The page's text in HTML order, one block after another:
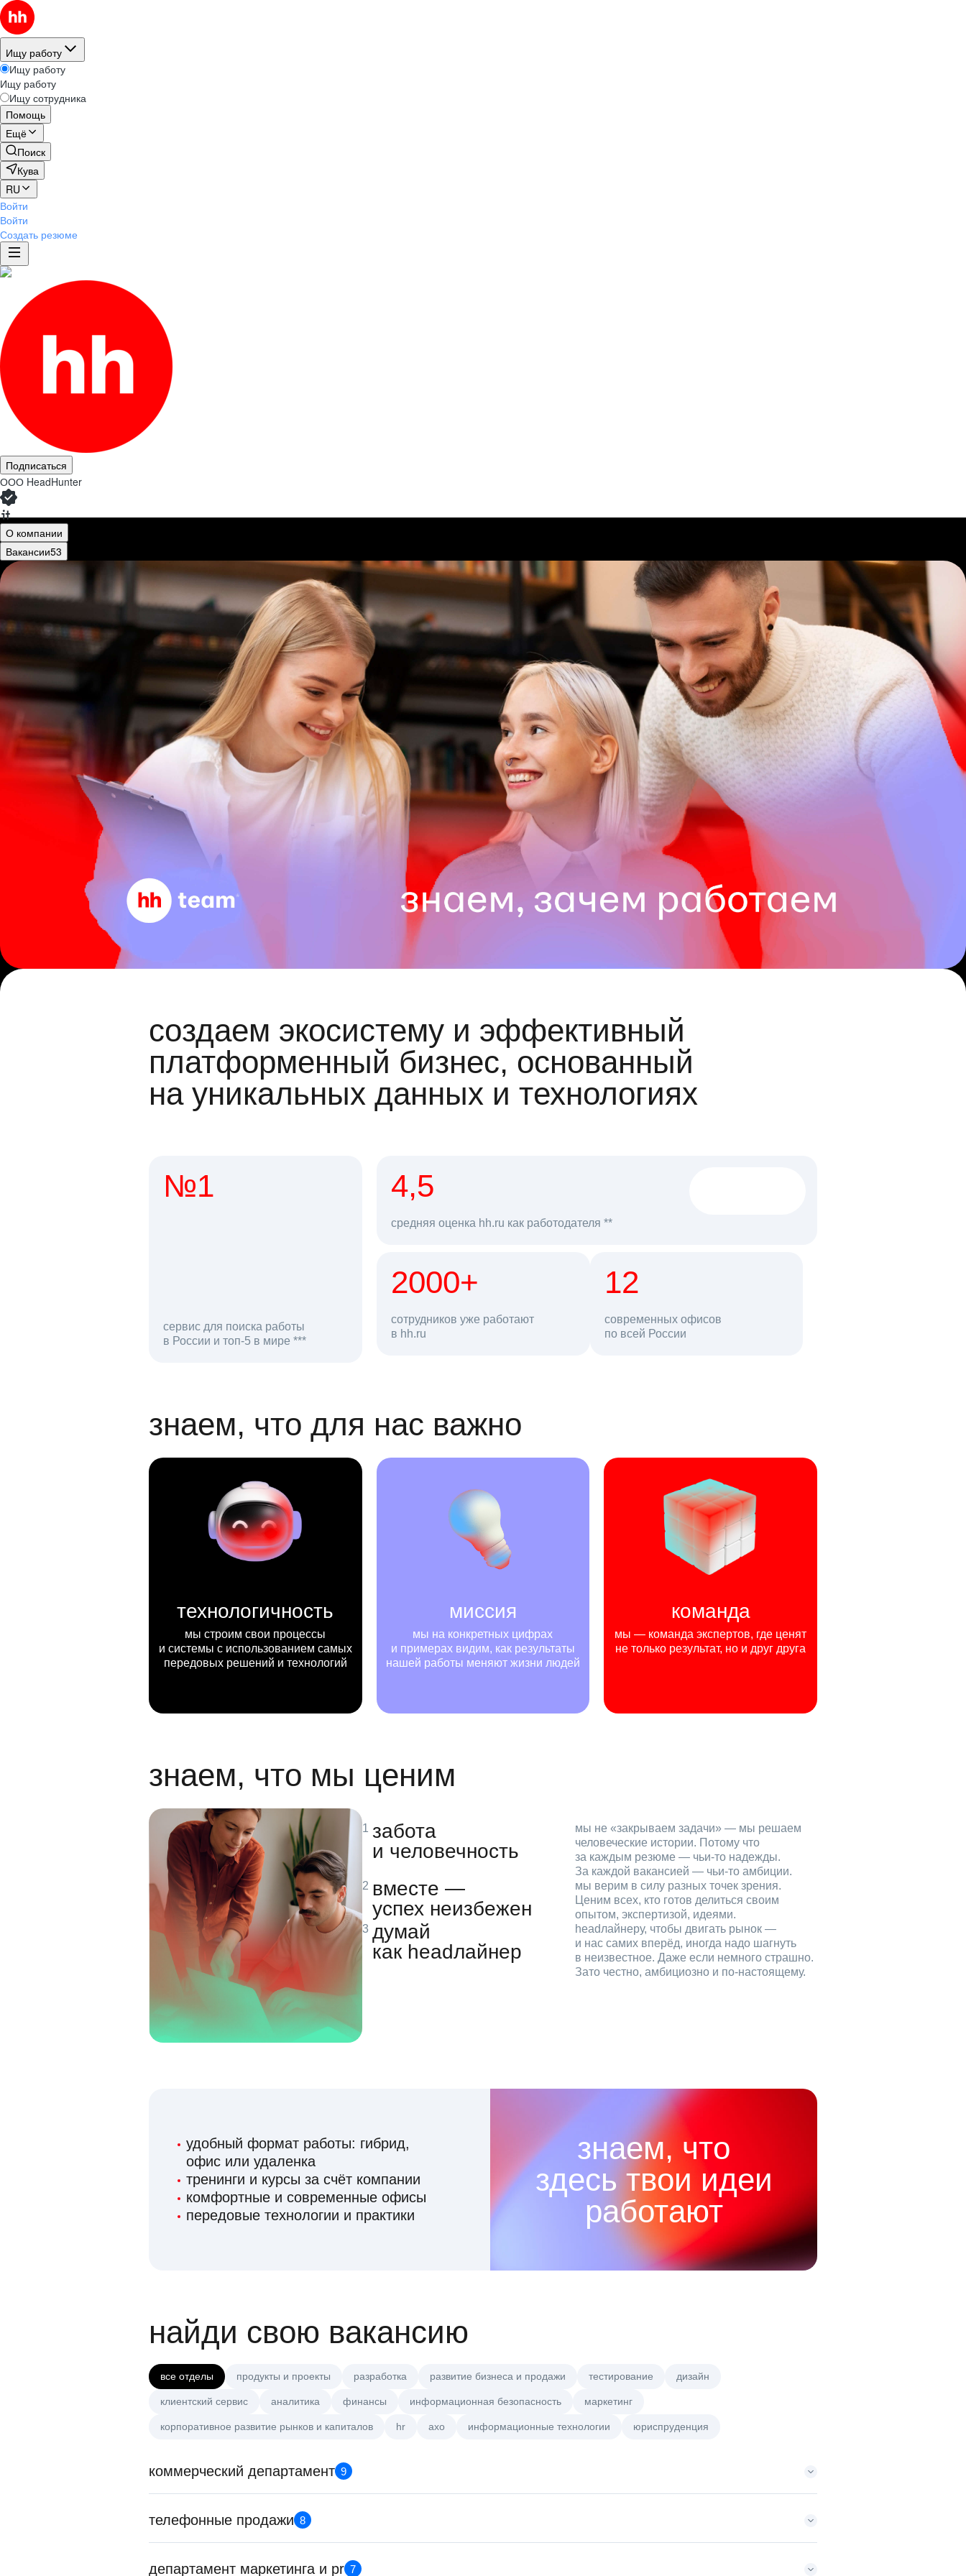
Ищу работу
Ищу работу
Ищу работу
Ищу сотрудника
Помощь
Ещё
Поиск
Кува
RU
Войти
Войти
Создать резюме
Подписаться
ООО HeadHunter
О компании
Вакансии53
создаем экосистему и эффективный
платформенный бизнес, основанный
на уникальных данных и технологиях
№1
сервис для поиска работы
в России и топ-5 в мире ***
откликов на вакансии
4,5
средняя оценка hh.ru как работодателя **
2000+
сотрудников уже работают
в hh.ru
68 млн 12
современных офисов
по всей Россиипользователей в день
знаем, что для нас важно
технологичность
мы строим свои процессы
и системы с использованием самых
передовых решений и технологий
миссия
мы на конкретных цифрах
и примерах видим, как результаты
нашей работы меняют жизни людей
команда
мы — команда экспертов, где ценят
не только результат, но и друг друга
знаем, что мы ценим
забота
и человечность
мы не «закрываем задачи» — мы решаем
человеческие истории. Потому что
за каждым резюме — чьи‑то надежды.
За каждой вакансией — чьи‑то амбиции.
вместе —
успех неизбежен
мы верим в силу разных точек зрения.
Ценим всех, кто готов делиться своим
опытом, экспертизой, идеями.
думай
как headлайнер
headлайнеру, чтобы двигать рынок —
и нас самих вперёд, иногда надо шагнуть
в неизвестное. Даже если немного страшно.
Зато честно, амбициозно и по‑настоящему.
удобный формат работы: гибрид,
офис или удаленка
тренинги и курсы за счёт компании
комфортные и современные офисы
передовые технологии и практики
знаем, что
здесь твои идеи
работают
найди свою вакансию
все отделы продукты и проекты разработка развитие бизнеса и продажи тестирование дизайн
клиентский сервис аналитика финансы информационная безопасность маркетинг
корпоративное развитие рынков и капиталов hr axo информационные технологии юриспруденция
коммерческий департамент 9
сегодня
телефонные продажи 8
департамент маркетинга и pr 7